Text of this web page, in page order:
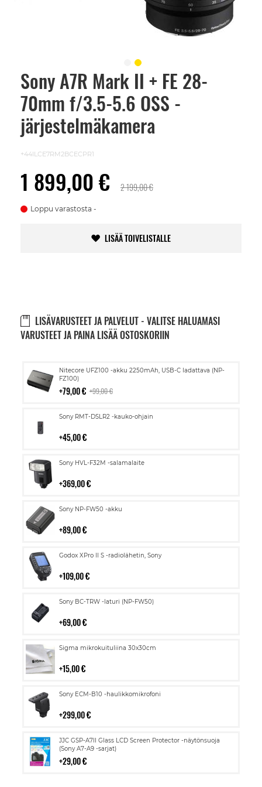
Sony A7R Mark II + FE 28-
70mm f/3.5-5.6 OSS -
järjestelmäkamera
+44ILCE7RM2BCECPR1
1 899,00 € 2 199,00 €
Loppu varastosta
LISÄÄ TOIVELISTALLE
LISÄVARUSTEET JA PALVELUT - VALITSE HALUAMASI
VARUSTEET JA PAINA LISÄÄ OSTOSKORIIN
Nitecore UFZ100 -akku 2250mAh, USB-C ladattava (NP-
FZ100)
79,00 € 99,00 €
Lisää
ostoskoriin
Sony RMT-DSLR2 -kauko-ohjain
45,00 €
Lisää
Sony HVL-F32M -salamalaite
369,00 €
Lisää
Sony NP-FW50 -akku
89,00 €
Lisää
Godox XPro II S -radiolähetin, Sony
109,00 €
Lisää
Sony BC-TRW -laturi (NP-FW50)
69,00 €
Lisää
Sigma mikrokuituliina 30x30cm
15,00 €
Lisää
Sony ECM-B10 -haulikkomikrofoni
299,00 €
Lisää
JJC GSP-A7II Glass LCD Screen Protector -näytönsuoja
(Sony A7-A9 -sarjat)
29,00 €
Lisää
ostoskoriin
Skip
beginning
images